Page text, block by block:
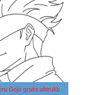
Satoru Gojo gratis afdrukbaar